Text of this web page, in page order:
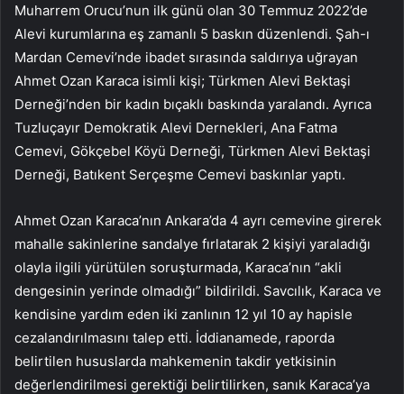
Muharrem Orucu’nun ilk günü olan 30 Temmuz 2022’de
Alevi kurumlarına eş zamanlı 5 baskın düzenlendi. Şah-ı
Mardan Cemevi’nde ibadet sırasında saldırıya uğrayan
Ahmet Ozan Karaca isimli kişi; Türkmen Alevi Bektaşi
Derneği’nden bir kadın bıçaklı baskında yaralandı. Ayrıca
Tuzluçayır Demokratik Alevi Dernekleri, Ana Fatma
Cemevi, Gökçebel Köyü Derneği, Türkmen Alevi Bektaşi
Derneği, Batıkent Serçeşme Cemevi baskınlar yaptı.
Ahmet Ozan Karaca’nın Ankara’da 4 ayrı cemevine girerek
mahalle sakinlerine sandalye fırlatarak 2 kişiyi yaraladığı
olayla ilgili yürütülen soruşturmada, Karaca’nın “akli
dengesinin yerinde olmadığı” bildirildi. Savcılık, Karaca ve
kendisine yardım eden iki zanlının 12 yıl 10 ay hapisle
cezalandırılmasını talep etti. İddianamede, raporda
belirtilen hususlarda mahkemenin takdir yetkisinin
değerlendirilmesi gerektiği belirtilirken, sanık Karaca’ya